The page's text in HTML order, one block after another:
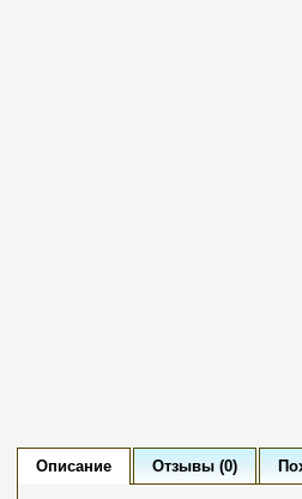
Описание Отзывы (0)